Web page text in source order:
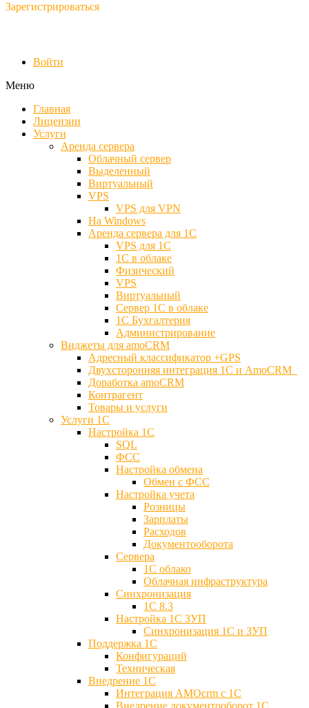
Зарегистрироваться
Войти
Меню
Главная
Лицензии
Услуги
Аренда сервера
Облачный сервер
Выделенный
Виртуальный
VPS
VPS для VPN
На Windows
Аренда сервера для 1С
VPS для 1С
1С в облаке
Физический
VPS
Виртуальный
Сервер 1С в облаке
1С Бухгалтерия
Администрирование
Виджеты для amoCRM
Адресный классификатор +GPS
Двухсторонняя интеграция 1С и AmoCRM
Доработка amoCRM
Контрагент
Товары и услуги
Услуги 1С
Настройка 1С
SQL
ФСС
Настройка обмена
Обмен с ФСС
Настройка учета
Розницы
Зарплаты
Расходов
Документооборота
Сервера
1С облако
Облачная инфраструктура
Синхронизация
1С 8.3
Настройка 1С ЗУП
Синхронизация 1С и ЗУП
Поддержка 1С
Конфигураций
Техническая
Внедрение 1С
Интеграция AMOcrm с 1C
Внедрение документооборот 1С